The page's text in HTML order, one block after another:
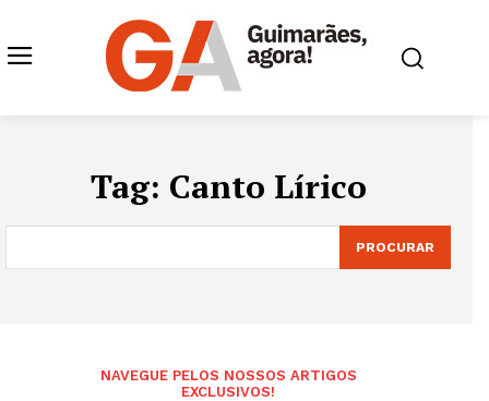
Tag: Canto Lírico
PROCURAR
NAVEGUE PELOS NOSSOS ARTIGOS
EXCLUSIVOS!